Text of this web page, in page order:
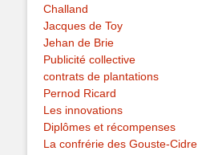
Challand
Jacques de Toy
Jehan de Brie
Publicité collective
contrats de plantations
Pernod Ricard
Les innovations
Diplômes et récompenses
La confrérie des Gouste-Cidre